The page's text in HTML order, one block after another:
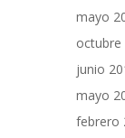
mayo
octubre
junio
mayo
febrero